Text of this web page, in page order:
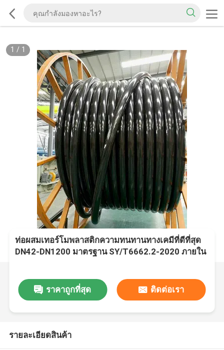
1 / 1
ท่อผสมเทอร์โมพลาสติกความทนทานทางเคมีที่ดีที่สุด
DN42-DN1200 มาตรฐาน SY/T6662.2-2020 ภายใน
ราคาถูกที่สุด ติดต่อเรา
รายละเอียดสินค้า